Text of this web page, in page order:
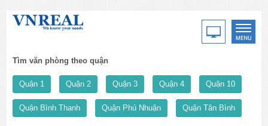
Tìm văn phòng theo quận
Quận 1 Quận 2 Quận 3 Quận 4 Quận 10
Quận Bình Thạnh Quận Phú Nhuận Quận Tân Bình